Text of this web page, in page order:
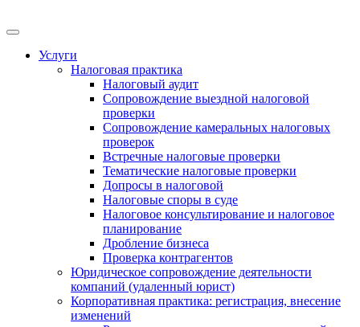
Меню
Услуги
Налоговая практика
Налоговый аудит
Сопровождение выездной налоговой
проверки
Сопровождение камеральных налоговых
проверок
Встречные налоговые проверки
Тематические налоговые проверки
Допросы в налоговой
Налоговые споры в суде
Налоговое консультирование и налоговое
планирование
Дробление бизнеса
Проверка контрагентов
Юридическое сопровождение деятельности
компаний (удаленный юрист)
Корпоративная практика: регистрация, внесение
изменений